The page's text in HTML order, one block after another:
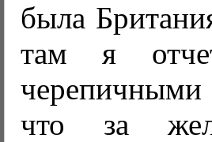
была
там я
что за